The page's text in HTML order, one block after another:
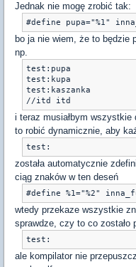
Jednak nie mogę zrobić tak:
bo ja nie wiem, że to będzie
np.
test:pupa
test:kupa
test:kaszanka
i teraz musiałbym
to robić dynamicznie, aby
została automatycznie
ciąg znaków w ten deseń
wtedy przekaze wszystkie
sprawdze, czy to co zostało
test:
ale kompilator nie